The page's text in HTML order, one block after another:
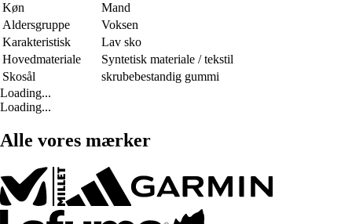
Køn
Mand
Aldersgruppe
Voksen
Karakteristisk
Lav sko
Hovedmateriale
Syntetisk materiale / tekstil
Skosål
skrubebestandig gummi
Loading...
Loading...
Alle vores mærker